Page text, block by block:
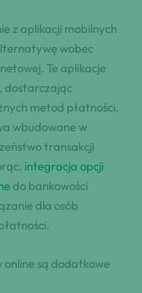
z aplikacji mobilnych
wobec
Te aplikacje
dostarczając
metod płatności.
wbudowane w
transakcji
integracja opcji
do bankowości
dla osób
online są dodatkowe